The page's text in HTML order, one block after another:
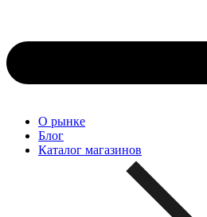
О рынке
Блог
Каталог магазинов